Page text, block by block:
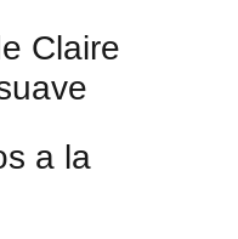
Claire
a la